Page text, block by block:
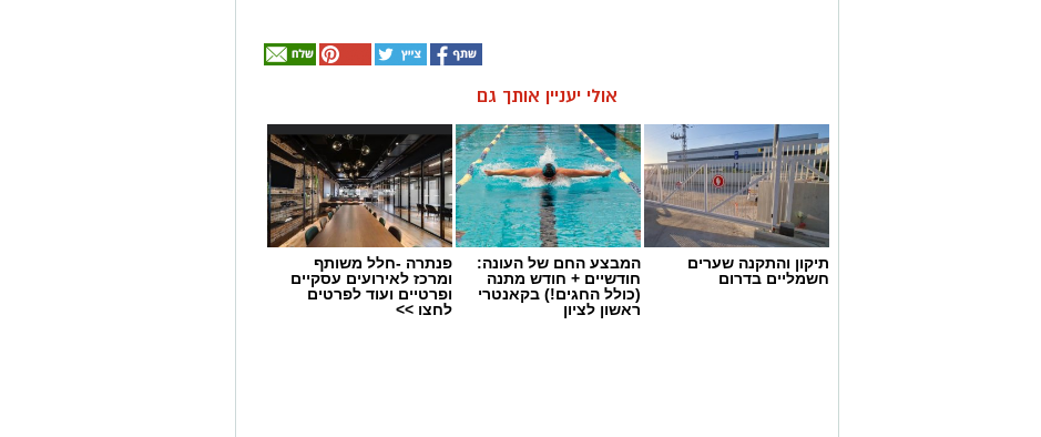
אולי יעניין אותך גם
תיקון והתקנה שערים
חשמליים בדרום
המבצע החם של העונה:
חודשיים + חודש מתנה
(כולל החגים!) בקאנטרי
ראשון לציון
פנתרה -חלל משותף
ומרכז לאירועים עסקיים
ופרטיים ועוד לפרטים
לחצו >>